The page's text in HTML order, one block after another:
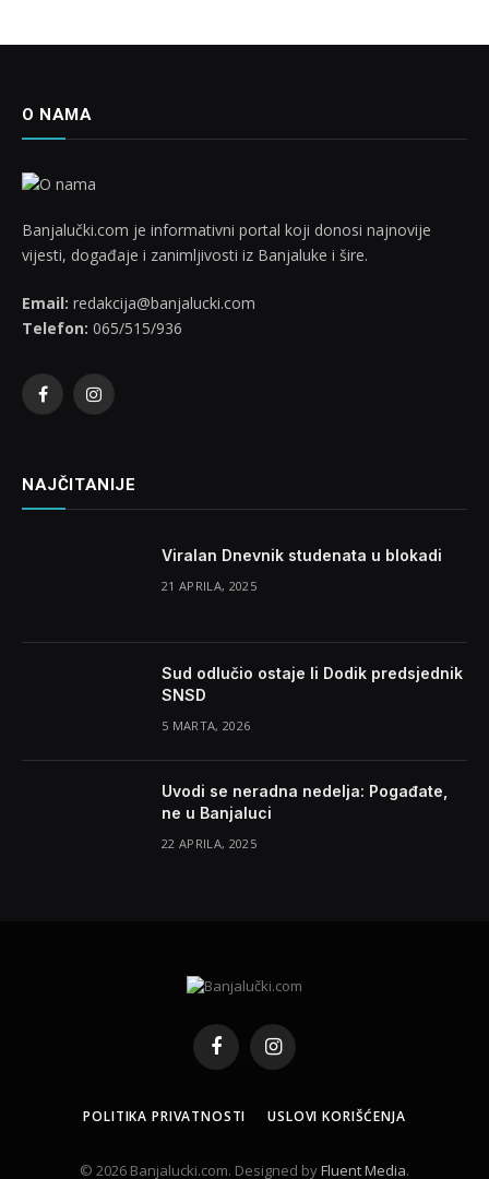
O NAMA
Banjalučki.com je informativni portal koji donosi najnovije
vijesti, događaje i zanimljivosti iz Banjaluke i šire.
Email: redakcija@banjalucki.com
Telefon: 065/515/936
FacebookInstagram
NAJČITANIJE
Viralan Dnevnik studenata u blokadi
21 APRILA, 2025
Sud odlučio ostaje li Dodik predsjednik
SNSD
5 MARTA, 2026
Uvodi se neradna nedelja: Pogađate,
ne u Banjaluci
22 APRILA, 2025
FacebookInstagram
POLITIKA PRIVATNOSTI USLOVI KORIŠĆENJA
© 2026 Banjalucki.com. Designed byFluent Media.